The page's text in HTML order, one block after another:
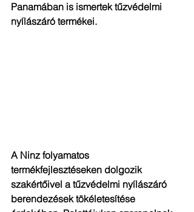
Panamában is ismertek tűzvédelmi
nyílászáró termékei.
A Ninz folyamatos
termékfejlesztéseken dolgozik
szakértőivel a tűzvédelmi nyílászáró
berendezések tökéletesítése